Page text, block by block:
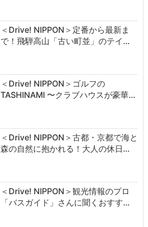
＜Drive! NIPPON＞定番から最新ま
で！飛騨高山「古い町並」のテイ…
＜Drive! NIPPON＞ゴルフの
TASHINAMI 〜クラブハウスが豪華…
＜Drive! NIPPON＞古都・京都で海と
森の自然に抱かれる！大人の休日…
＜Drive! NIPPON＞観光情報のプロ
「バスガイド」さんに聞くおすす…